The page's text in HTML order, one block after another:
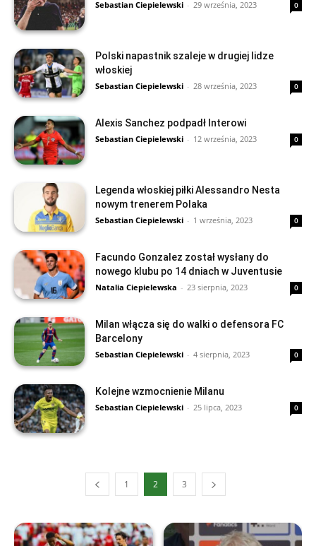
Sebastian Ciepielewski - 29 września, 2023 0
Polski napastnik szaleje w drugiej lidze
włoskiej
Sebastian Ciepielewski - 28 września, 2023 0
Alexis Sanchez podpadł Interowi
Sebastian Ciepielewski - 12 września, 2023 0
Legenda włoskiej piłki Alessandro Nesta
nowym trenerem Polaka
Sebastian Ciepielewski - 1 września, 2023 0
Facundo Gonzalez został wysłany do
nowego klubu po 14 dniach w Juventusie
Natalia Ciepielewska - 23 sierpnia, 2023 0
Milan włącza się do walki o defensora FC
Barcelony
Sebastian Ciepielewski - 4 sierpnia, 2023 0
Kolejne wzmocnienie Milanu
Sebastian Ciepielewski - 25 lipca, 2023 0
1 2 3